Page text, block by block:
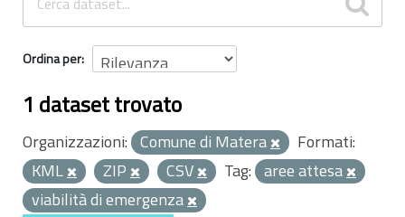
Ordina per
1 dataset trovato
Organizzazioni: Comune di Matera
Formati:
KML
ZIP CSV Tag: aree attesa
viabilità di emergenza